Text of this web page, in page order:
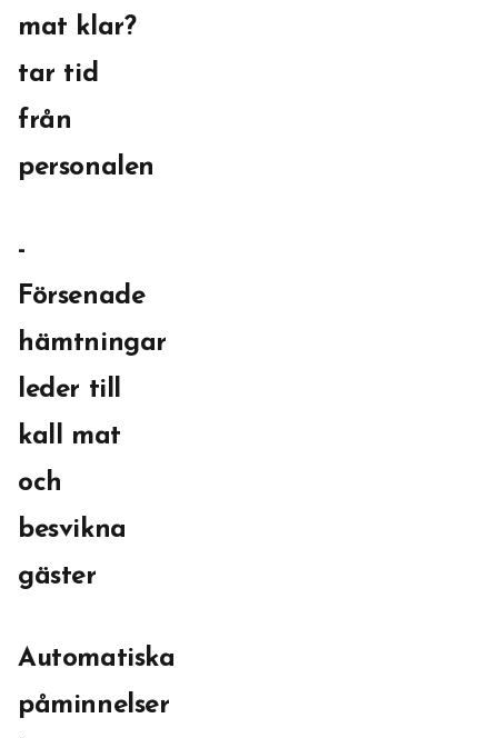
mat klar?
tar tid
från
personalen
-
Försenade
hämtningar
leder till
kall mat
och
besvikna
gäster
Automatiska
påminnelser